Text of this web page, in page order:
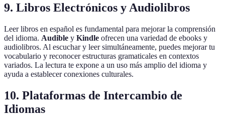
9. Libros Electrónicos y Audiolibros
Leer libros en español es fundamental para mejorar la comprensión
del idioma. Audible y Kindle ofrecen una variedad de ebooks y
audiolibros. Al escuchar y leer simultáneamente, puedes mejorar tu
vocabulario y reconocer estructuras gramaticales en contextos
variados. La lectura te expone a un uso más amplio del idioma y
ayuda a establecer conexiones culturales.
10. Plataformas de Intercambio de
Idiomas